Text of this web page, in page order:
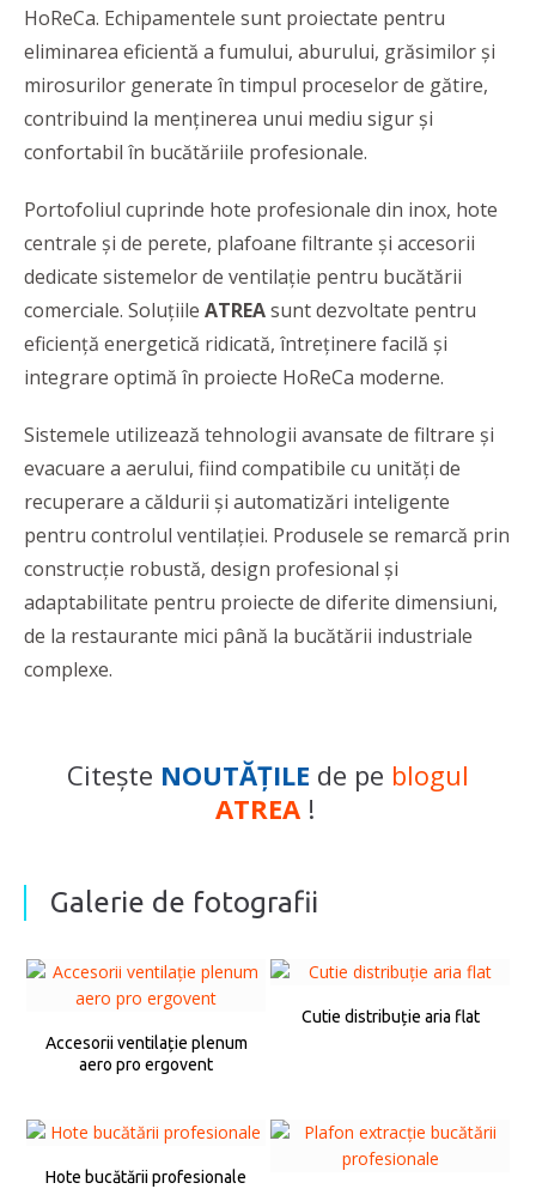
HoReCa. Echipamentele sunt proiectate pentru
eliminarea eficientă a fumului, aburului, grăsimilor și
mirosurilor generate în timpul proceselor de gătire,
contribuind la menținerea unui mediu sigur și
confortabil în bucătăriile profesionale.
Portofoliul cuprinde hote profesionale din inox, hote
centrale și de perete, plafoane filtrante și accesorii
dedicate sistemelor de ventilație pentru bucătării
comerciale. Soluțiile ATREAsunt dezvoltate pentru
eficiență energetică ridicată, întreținere facilă și
integrare optimă în proiecte HoReCa moderne.
Sistemele utilizează tehnologii avansate de filtrare și
evacuare a aerului, fiind compatibile cu unități de
recuperare a căldurii și automatizări inteligente
pentru controlul ventilației. Produsele se remarcă prin
construcție robustă, design profesional și
adaptabilitate pentru proiecte de diferite dimensiuni,
de la restaurante mici până la bucătării industriale
complexe.
Citește NOUTĂŢILE de pe blogul
ATREA!
Galerie de fotografii
Accesorii ventilație plenum
aero pro ergovent
Cutie distribuție aria flat
Hote bucătării profesionale